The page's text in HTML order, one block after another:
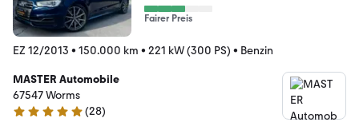
Fairer Preis
EZ 12/2013 • 150.000 km • 221 kW (300 PS) • Benzin
MASTER Automobile
67547 Worms
5 Sterne
(28)